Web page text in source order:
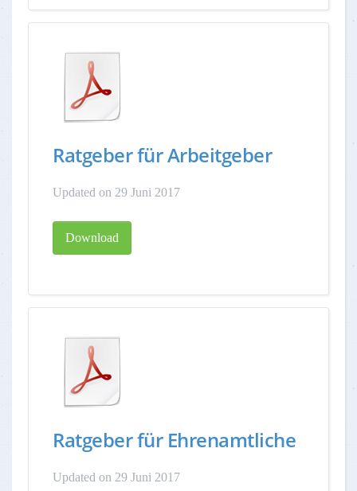
Ratgeber für Arbeitgeber
Updated on 29 Juni 2017
Download
Ratgeber für Ehrenamtliche
Updated on 29 Juni 2017